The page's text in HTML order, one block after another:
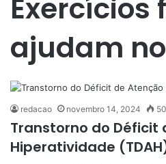
Exercícios
ajudam no
redacao novembro 14, 2024 50
Transtorno do Déficit
Hiperatividade